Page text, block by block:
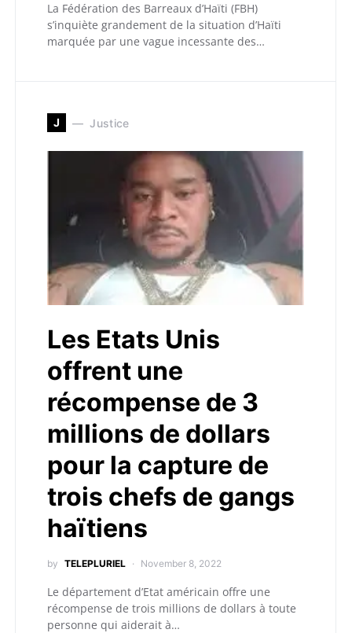
La Fédération des Barreaux d’Haïti (FBH)
s’inquiète grandement de la situation d’Haïti
marquée par une vague incessante des…
J Justice
Les Etats Unis
offrent une
récompense de 3
millions de dollars
pour la capture de
trois chefs de gangs
haïtiens
by TELEPLURIEL November 8, 2022
Le département d’Etat américain offre une
récompense de trois millions de dollars à toute
personne qui aiderait à…